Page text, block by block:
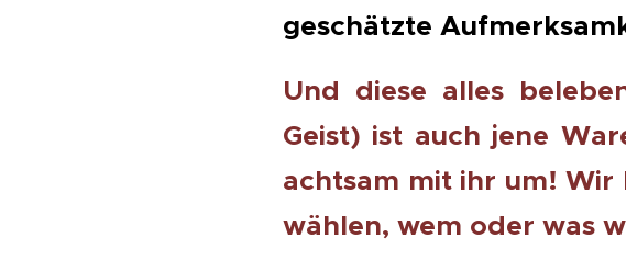
geschätzte
Und diese alles
Geist) ist auch jene
achtsam mit ihr um! Wir
wählen, wem oder was